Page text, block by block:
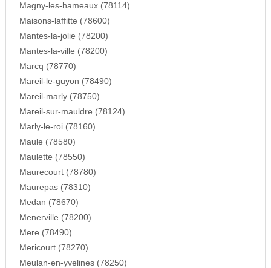
Magny-les-hameaux (78114)
Maisons-laffitte (78600)
Mantes-la-jolie (78200)
Mantes-la-ville (78200)
Marcq (78770)
Mareil-le-guyon (78490)
Mareil-marly (78750)
Mareil-sur-mauldre (78124)
Marly-le-roi (78160)
Maule (78580)
Maulette (78550)
Maurecourt (78780)
Maurepas (78310)
Medan (78670)
Menerville (78200)
Mere (78490)
Mericourt (78270)
Meulan-en-yvelines (78250)